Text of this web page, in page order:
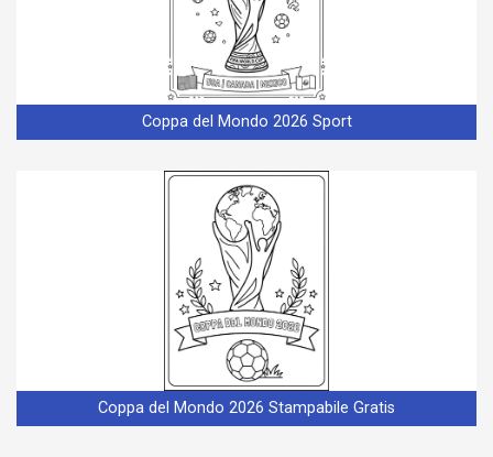
Coppa del Mondo 2026 Sport
Coppa del Mondo 2026 Stampabile Gratis